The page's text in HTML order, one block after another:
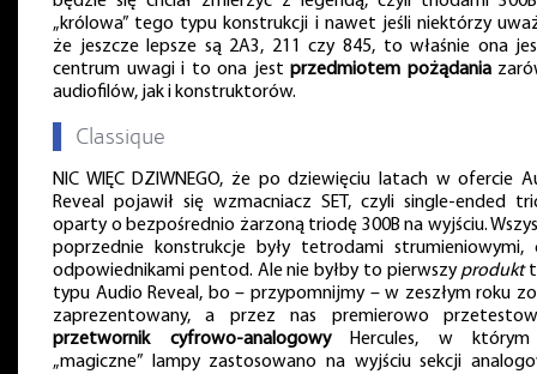
„królowa” tego typu konstrukcji i nawet jeśli niektórzy
że jeszcze lepsze są 2A3, 211 czy 845, to właśnie ona
centrum uwagi i to ona jest przedmiotem pożądania
audiofilów, jak i konstruktorów.
Classique
NIC WIĘC DZIWNEGO, że po dziewięciu latach w ofercie
Reveal pojawił się wzmacniacz SET, czyli single-ended
oparty o bezpośrednio żarzoną triodę 300B na wyjściu.
poprzednie konstrukcje były tetrodami strumieniowymi,
odpowiednikami pentod. Ale nie byłby to pierwszyprodukt
typu Audio Reveal, bo – przypomnijmy – w zeszłym roku
zaprezentowany, a przez nas premierowo
przetwornik cyfrowo-analogowyHercules, w
„magiczne” lampy zastosowano na wyjściu sekcji